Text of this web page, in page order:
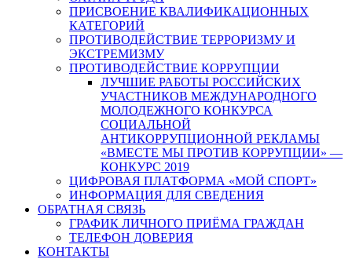
ПРИСВОЕНИЕ КВАЛИФИКАЦИОННЫХ
КАТЕГОРИЙ
ПРОТИВОДЕЙСТВИЕ ТЕРРОРИЗМУ И
ЭКСТРЕМИЗМУ
ПРОТИВОДЕЙСТВИЕ КОРРУПЦИИ
ЛУЧШИЕ РАБОТЫ РОССИЙСКИХ
УЧАСТНИКОВ МЕЖДУНАРОДНОГО
МОЛОДЕЖНОГО КОНКУРСА
СОЦИАЛЬНОЙ
АНТИКОРРУПЦИОННОЙ РЕКЛАМЫ
«ВМЕСТЕ МЫ ПРОТИВ КОРРУПЦИИ» —
КОНКУРС 2019
ЦИФРОВАЯ ПЛАТФОРМА «МОЙ СПОРТ»
ИНФОРМАЦИЯ ДЛЯ СВЕДЕНИЯ
ОБРАТНАЯ СВЯЗЬ
ГРАФИК ЛИЧНОГО ПРИЁМА ГРАЖДАН
ТЕЛЕФОН ДОВЕРИЯ
КОНТАКТЫ